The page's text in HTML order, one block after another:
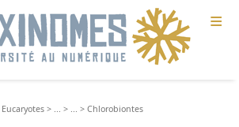
≡
Eucaryotes > > >Chlorobiontes